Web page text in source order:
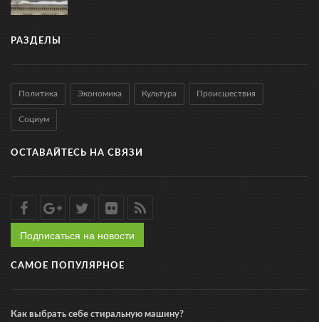
РАЗДЕЛЫ
Политика Экономика Культура Происшествия
Социум
ОСТАВАЙТЕСЬ НА СВЯЗИ
Подписаться на новости
САМОЕ ПОПУЛЯРНОЕ
Как выбрать себе стиральную машину?